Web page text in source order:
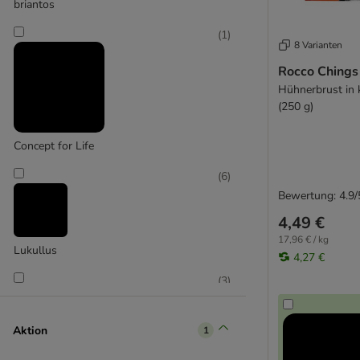
Pedigree
Wolf of Wilderness
Advance
Animonda
bosch
briantos
Concept for Life
(1)
Lukullus
(6)
(3)
Aktion 1
8 Varianten
Rocco
Hühnerbrust in
(250 g)
4,49 €
17,96 € / kg
4,27 €
Bewertung: